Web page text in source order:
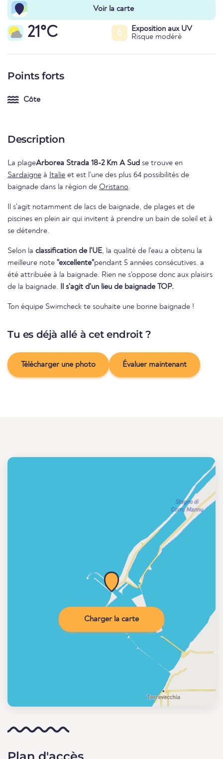
Voir la carte
21°C 6
Exposition aux UV
Risque modéré
Points forts
Côte
Description
La plageArborea Strada 18-2 Km A Sud se trouve en
Sardaigne à Italie et est l'une des plus 64 possibilités de
baignade dans la région de Oristano.
Il s'agit notamment de lacs de baignade, de plages et de
piscines en plein air qui invitent à prendre un bain de soleil et à
se détendre.
Selon la classification de l'UE, la qualité de l'eau a obtenu la
meilleure note "excellente"pendant 5 années consécutives. a
été attribuée à la baignade. Rien ne s'oppose donc aux plaisirs
de la baignade. Il s'agit d'un lieu de baignade TOP.
Ton équipe Swimcheck te souhaite une bonne baignade !
Tu es déjà allé à cet endroit ?
Télécharger une photo Évaluer maintenant
Charger la carte